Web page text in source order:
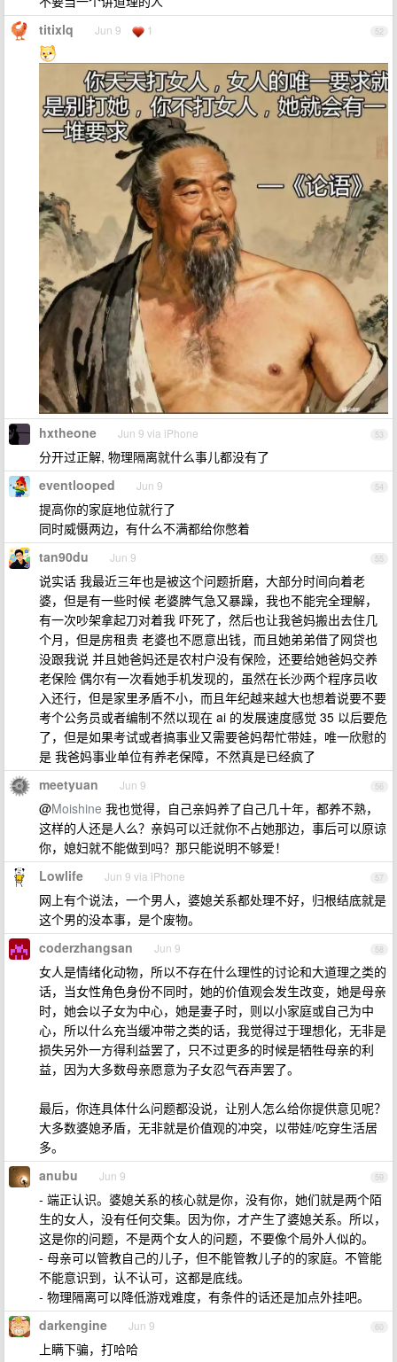
52
titixlq Jun 9 1
53
hxtheone Jun 9 via iPhone
分开过正解, 物理隔离就什么事儿都没有了
54
eventlooped Jun 9
提高你的家庭地位就行了
同时威慑两边，有什么不满都给你憋着
55
tan90du Jun 9
说实话 我最近三年也是被这个问题折磨，大部分时间向着老
婆，但是有一些时候 老婆脾气急又暴躁，我也不能完全理解，
有一次吵架拿起刀对着我 吓死了，然后也让我爸妈搬出去住几
个月，但是房租贵 老婆也不愿意出钱，而且她弟弟借了网贷也
没跟我说 并且她爸妈还是农村户没有保险，还要给她爸妈交养
老保险 偶尔有一次看她手机发现的，虽然在长沙两个程序员收
入还行，但是家里矛盾不小，而且年纪越来越大也想着说要不要
考个公务员或者编制不然以现在 ai 的发展速度感觉 35 以后要危
了，但是如果考试或者搞事业又需要爸妈帮忙带娃，唯一欣慰的
是 我爸妈事业单位有养老保障，不然真是已经疯了
56
meetyuan Jun 9
@Moishine 我也觉得，自己亲妈养了自己几十年，都养不熟，
这样的人还是人么？亲妈可以迁就你不占她那边，事后可以原谅
你，媳妇就不能做到吗？那只能说明不够爱！
57
Lowlife Jun 9 via iPhone
网上有个说法，一个男人，婆媳关系都处理不好，归根结底就是
这个男的没本事，是个废物。
58
coderzhangsan Jun 9
女人是情绪化动物，所以不存在什么理性的讨论和大道理之类的
话，当女性角色身份不同时，她的价值观会发生改变，她是母亲
时，她会以子女为中心，她是妻子时，则以小家庭或自己为中
心，所以什么充当缓冲带之类的话，我觉得过于理想化，无非是
损失另外一方得利益罢了，只不过更多的时候是牺牲母亲的利
益，因为大多数母亲愿意为子女忍气吞声罢了。
最后，你连具体什么问题都没说，让别人怎么给你提供意见呢？
大多数婆媳矛盾，无非就是价值观的冲突，以带娃/吃穿生活居
多。
59
anubu Jun 9
- 端正认识。婆媳关系的核心就是你，没有你，她们就是两个陌
生的女人，没有任何交集。因为你，才产生了婆媳关系。所以，
这是你的问题，不是两个女人的问题，不要像个局外人似的。
- 母亲可以管教自己的儿子，但不能管教儿子的的家庭。不管能
不能意识到，认不认可，这都是底线。
- 物理隔离可以降低游戏难度，有条件的话还是加点外挂吧。
60
darkengine Jun 9
上瞒下骗，打哈哈